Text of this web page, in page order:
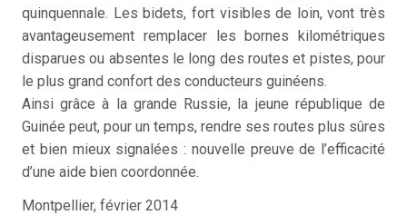
quinquennale. Les bidets, fort visibles de loin, vont très
avantageusement remplacer les bornes kilométriques
disparues ou absentes le long des routes et pistes, pour
le plus grand confort des conducteurs guinéens.
Ainsi grâce à la grande Russie, la jeune république de
Guinée peut, pour un temps, rendre ses routes plus sûres
et bien mieux signalées : nouvelle preuve de l’efficacité
d’une aide bien coordonnée.
Montpellier, février 2014